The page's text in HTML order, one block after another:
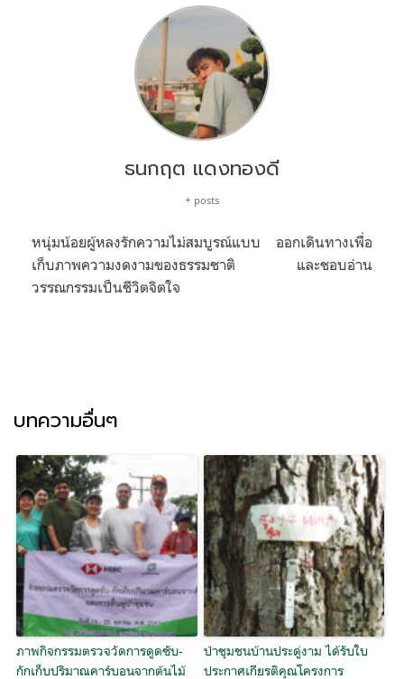
ธนกฤต แดงทองดี
+ posts
หนุ่มน้อยผู้หลงรักความไม่สมบูรณ์แบบ ออกเดินทางเพื่อ
เก็บภาพความงดงามของธรรมชาติ และชอบอ่าน
วรรณกรรมเป็นชีวิตจิตใจ
บทความอื่นๆ
ภาพกิจกรรมตรวจวัดการดูดซับ-
กักเก็บปริมาณคาร์บอนจากต้นไม้
ป่าชุมชนบ้านประดู่งาม ได้รับใบ
ประกาศเกียรติคุณโครงการ